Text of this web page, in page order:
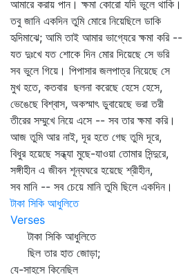
আমারে করায় পান। ক্ষমা কোরো যদি ভুলে থাকি।
তবু জানি একদিন তুমি মোরে নিয়েছিলে ডাকি
হৃদিমাঝে; আমি তাই আমার ভাগ্যেরে ক্ষমা করি --
যত দুঃখে যত শোকে দিন মোর দিয়েছে সে ভরি
সব ভুলে গিয়ে। পিপাসার জলপাত্র নিয়েছে সে
মুখ হতে, কতবার ছলনা করেছে হেসে হেসে,
ভেঙেছে বিশ্বাস, অকস্মাৎ ডুবায়েছে ভরা তরী
তীরের সম্মুখে নিয়ে এসে -- সব তার ক্ষমা করি।
আজ তুমি আর নাই, দূর হতে গেছ তুমি দূরে,
বিধুর হয়েছে সন্ধ্যা মুছে-যাওয়া তোমার সিন্দুরে,
সঙ্গীহীন এ জীবন শূন্যঘরে হয়েছে শ্রীহীন,
সব মানি -- সব চেয়ে মানি তুমি ছিলে একদিন।
টাকা সিকি আধুলিতে
Verses
টাকা সিকি আধুলিতে
ছিল তার হাত জোড়া;
যে-সাহসে কিনেছিল